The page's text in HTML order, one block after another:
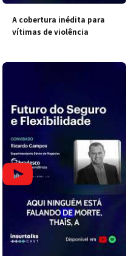
A cobertura inédita para
vítimas de violência